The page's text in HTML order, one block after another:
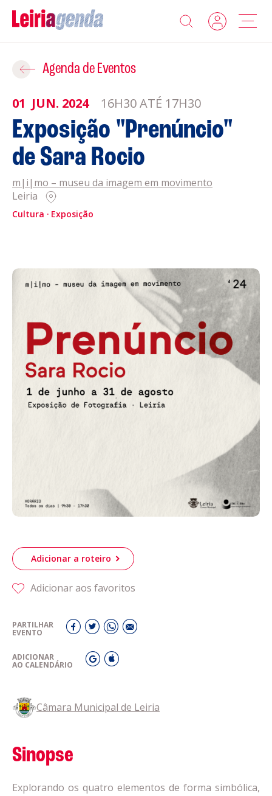
Agenda
Sobre a Leiriagenda
Promotores
Clubes Desportivos
Contactos
Política de Cookies
CULTURA
DESPORTO
Agenda de Eventos
01 JUN. 2024 16H30 ATÉ 17H30
Exposição "Prenúncio"
de Sara Rocio
m|i|mo – museu da imagem em movimento
Leiria
Cultura Exposição
Adicionar a roteiro
Adicionar aos favoritos
PARTILHAR
EVENTO
ADICIONAR
AO CALENDÁRIO
Câmara Municipal de Leiria
Sinopse
Explorando os quatro elementos de forma simbólica,
Adicionar ao Roteiro
ROTEIROS EXISTENTES
CRIAR NOVO